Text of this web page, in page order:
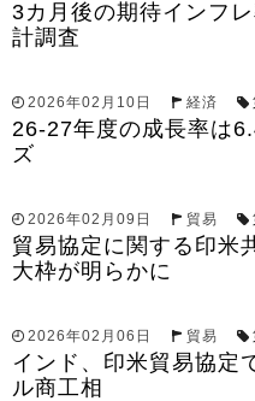
3カ月後の期待インフ
計調査
2026年02月10日 経済
26-27年度の成長率は
ズ
2026年02月09日 貿易
貿易協定に関する印米
大枠が明らかに
2026年02月06日 貿易
インド、印米貿易協定
ル商工相